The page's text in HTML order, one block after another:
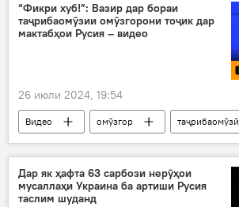
“Фикри хуб!”: Вазир дар бораи
таҷрибаомӯзии омӯзгорони тоҷик дар
мактабҳои Русия – видео
26 июли 2024, 19:54
Видео омӯзгор
таҷрибаомӯзӣ
Русия
Маориф мактаб
Дар як ҳафта 63 сарбози нерӯҳои
мусаллаҳи Украина ба артиши Русия
таслим шуданд